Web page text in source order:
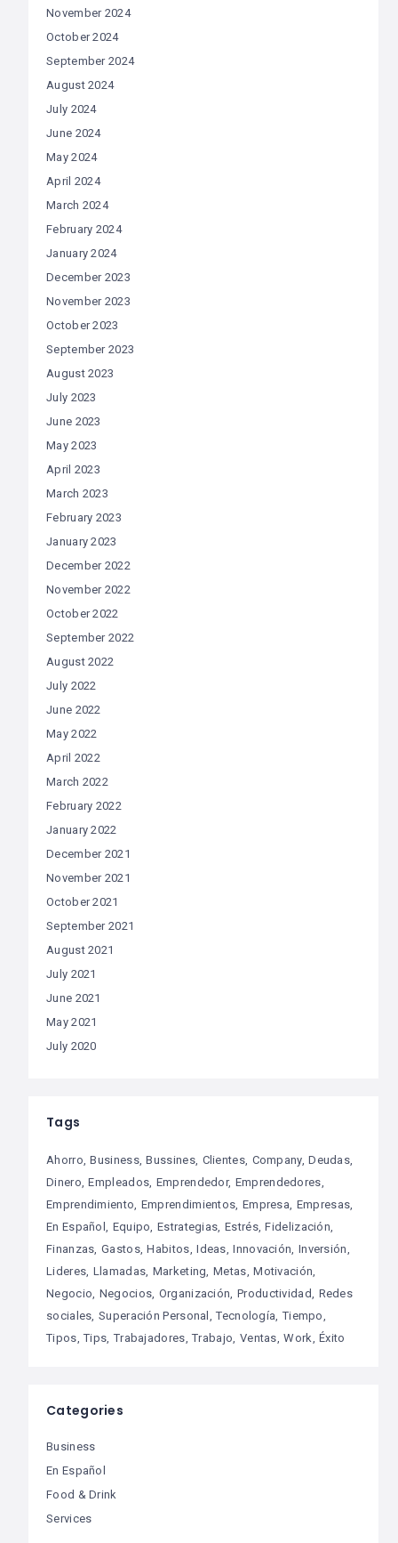
November 2024
October 2024
September 2024
August 2024
July 2024
June 2024
May 2024
April 2024
March 2024
February 2024
January 2024
December 2023
November 2023
October 2023
September 2023
August 2023
July 2023
June 2023
May 2023
April 2023
March 2023
February 2023
January 2023
December 2022
November 2022
October 2022
September 2022
August 2022
July 2022
June 2022
May 2022
April 2022
March 2022
February 2022
January 2022
December 2021
November 2021
October 2021
September 2021
August 2021
July 2021
June 2021
May 2021
July 2020
Tags
Ahorro Business Bussines Clientes Company Deudas
Dinero Empleados Emprendedor Emprendedores
Emprendimiento Emprendimientos Empresa Empresas
En Español
Equipo Estrategias Estrés Fidelización
Finanzas Gastos Habitos Ideas Innovación Inversión
Lideres Llamadas Marketing Metas Motivación
Negocio Negocios Organización Productividad
Redes
sociales Superación Personal Tecnología Tiempo
Tipos Tips Trabajadores Trabajo Ventas Work Éxito
Categories
Business
En Español
Food & Drink
Services